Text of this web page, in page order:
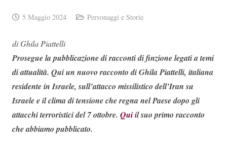
5 Maggio 2024 Personaggi e Storie
di Ghila Piattelli
Prosegue la pubblicazione di racconti di finzione legati a temi
di attualità. Qui un nuovo racconto di Ghila Piattelli, italiana
residente in Israele, sull’attacco missilistico dell’Iran su
Israele e il clima di tensione che regna nel Paese dopo gli
attacchi terroristici del 7 ottobre. Quiil suo primo racconto
che abbiamo pubblicato.